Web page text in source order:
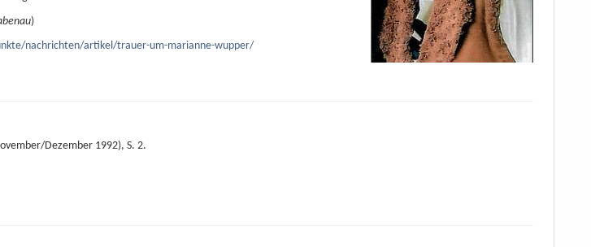
)
nachrichten/artikel/trauer-um-marianne-wupper/
Dezember 1992), S. 2.